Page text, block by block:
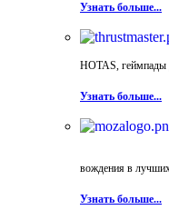
Узнать больше...
HOTAS, геймпады
Узнать больше...
вождения в
Узнать больше...